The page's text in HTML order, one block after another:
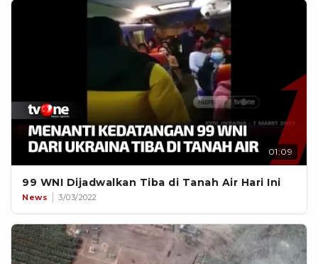
01:09
99 WNI Dijadwalkan Tiba di Tanah Air Hari Ini
News 3/03/2022